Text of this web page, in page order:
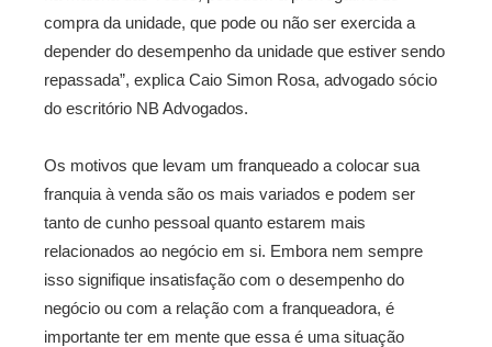
compra da unidade, que pode ou não ser exercida a
depender do desempenho da unidade que estiver sendo
repassada”, explica Caio Simon Rosa, advogado sócio
do escritório NB Advogados.
Os motivos que levam um franqueado a colocar sua
franquia à venda são os mais variados e podem ser
tanto de cunho pessoal quanto estarem mais
relacionados ao negócio em si. Embora nem sempre
isso signifique insatisfação com o desempenho do
negócio ou com a relação com a franqueadora, é
importante ter em mente que essa é uma situação